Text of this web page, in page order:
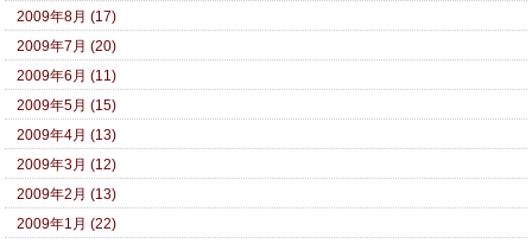
2009年8月 (17)
2009年7月 (20)
2009年6月 (11)
2009年5月 (15)
2009年4月 (13)
2009年3月 (12)
2009年2月 (13)
2009年1月 (22)